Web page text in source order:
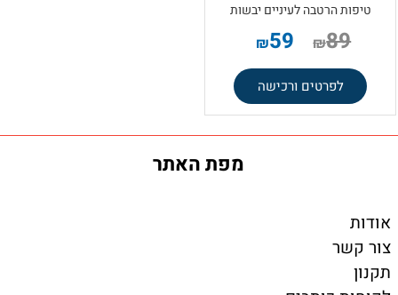
טיפות הרטבה לעיניים יבשות
₪89
₪59
לפרטים ורכישה
מפת האתר
אודות
צור קשר
תקנון